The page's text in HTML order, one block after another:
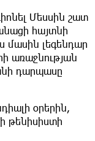
Մեսսին շատ
հայտնի
մասին լեգենդար
առաջնության
դարպասը
օրերին,
թենիսիստի